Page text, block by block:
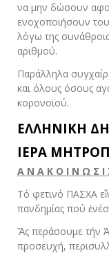
να μην δώσουν
ενοχοποιήσουν
λόγω της
αριθμού.
Παράλληλα
και όλους όσους
κορονοϊού.
ΕΛΛΗΝΙΚΗ
ΙΕΡΑ
Α Ν Α Κ Ο Ι Ν Ω Σ Ι
Τό φετινό ΠΑΣΧΑ
πανδημίας πού
Ἄς περάσουμε τήν
προσευχή,